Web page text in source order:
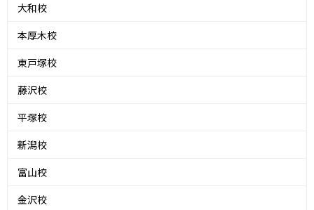
大和校
本厚木校
東戸塚校
藤沢校
平塚校
新潟校
富山校
金沢校